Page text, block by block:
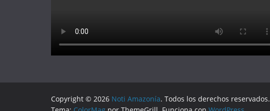
Copyright © 2026 Noti Amazonía. Todos los derechos reservados.